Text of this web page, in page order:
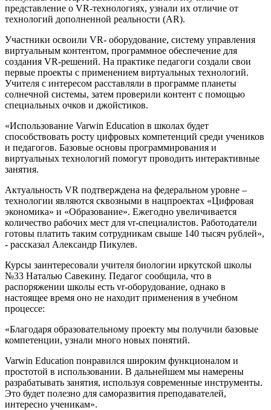
представление о VR-технологиях, узнали их отличие от
технологий дополненной реальности (AR).
Участники освоили VR- оборудование, систему управления
виртуальным контентом, программное обеспечение для
создания VR-решений. На практике педагоги создали свои
первые проекты с применением виртуальных технологий.
Учителя с интересом расставляли в программе планеты
солнечной системы, затем проверили контент с помощью
специальных очков и джойстиков.
«Использование Varwin Education в школах будет
способствовать росту цифровых компетенций среди учеников
и педагогов. Базовые основы программирования и
виртуальных технологий помогут проводить интерактивные
занятия.
Актуальность VR подтверждена на федеральном уровне –
технологии являются сквозными в нацпроектах «Цифровая
экономика» и «Образование». Ежегодно увеличивается
количество рабочих мест для vr-специалистов. Работодатели
готовы платить таким сотрудникам свыше 140 тысяч рублей»,
- рассказал Александр Пикулев.
Курсы заинтересовали учителя биологии иркутской школы
№33 Наталью Савекину. Педагог сообщила, что в
распоряжении школы есть vr-оборудование, однако в
настоящее время оно не находит применения в учебном
процессе:
«Благодаря образовательному проекту мы получили базовые
компетенции, узнали много новых понятий.
Varwin Education понравился широким функционалом и
простотой в использовании. В дальнейшем мы намерены
разрабатывать занятия, используя современные инструменты.
Это будет полезно для саморазвития преподавателей,
интересно ученикам».